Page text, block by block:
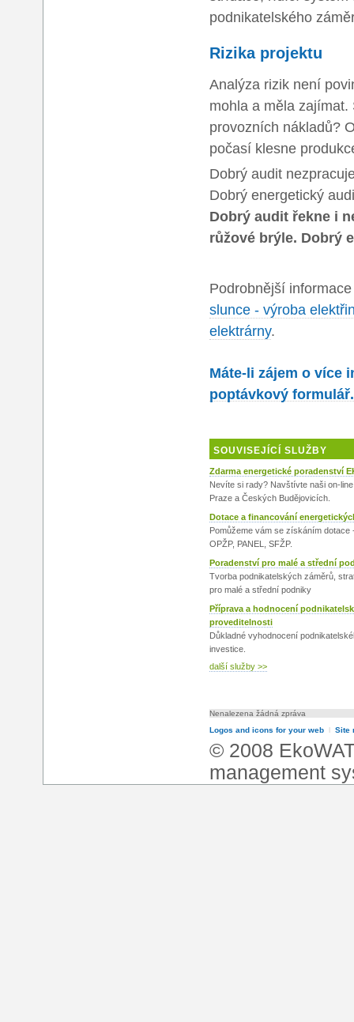
podnikatelského
Rizika projektu
Analýza rizik není
mohla a měla
provozních nákladů?
počasí klesne
Dobrý audit
Dobrý energetický
Dobrý audit řekne i
růžové brýle. Dobrý
Podrobnější
slunce - výroba
elektrárny.
Máte-li zájem o více
poptávkový formulář.
SOUVISEJÍCÍ SLUŽBY
Zdarma energetické poradenství
Nevíte si rady? Navštívte naši on-
Praze a Českých Budějovicích.
Dotace a financování
Pomůžeme vám se získáním dotace
OPŽP, PANEL, SFŽP.
Poradenství pro malé a střední
Tvorba podnikatelských záměrů,
pro malé a střední podniky
Příprava a hodnocení
proveditelnosti
Důkladné vyhodnocení
investice.
další služby >>
Nenalezena žádná zpráva
Logos and icons for your web l Site
© 2008
management